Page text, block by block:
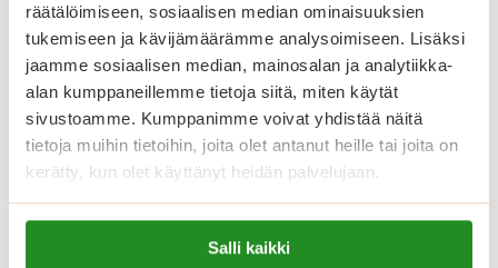
räätälöimiseen, sosiaalisen median ominaisuuksien
tukemiseen ja kävijämäärämme analysoimiseen. Lisäksi
jaamme sosiaalisen median, mainosalan ja analytiikka-
alan kumppaneillemme tietoja siitä, miten käytät
sivustoamme. Kumppanimme voivat yhdistää näitä
tietoja muihin tietoihin, joita olet antanut heille tai joita on
kerätty, kun olet käyttänyt heidän palvelujaan.
Lue lisää evästeistä:
https://sagacare.fi/evasteet/
Salli kaikki
Dosentinlinna
Dosentinlinna on vuonna 2016